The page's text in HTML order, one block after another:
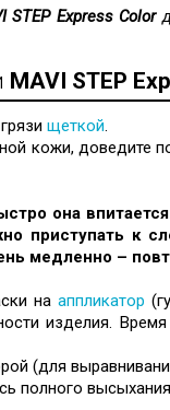
STEP Express Color
MAVI STEP
щеткой.
кожи, доведите
она
приступать к
медленно –
на аппликатор
изделия. Время
(для
полного